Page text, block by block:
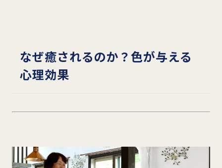
なぜ癒されるのか？色が与える
心理効果